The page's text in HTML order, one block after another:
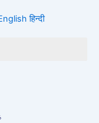
हिन्दी